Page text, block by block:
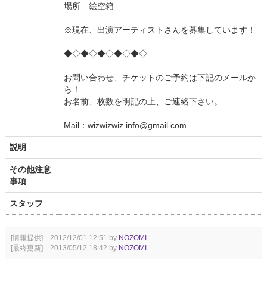
場所 絵空箱
※現在、出演アーティストさんを募集しています！
◆◇◆◇◆◇◆◇◆◇
お問い合わせ、チケットのご予約は下記のメールか
ら！
お名前、枚数を明記の上、ご連絡下さい。
Mail：wizwizwiz.info@gmail.com
説明
その他注意
事項
スタッフ
[情報提供] 2012/12/01 12:51 by NOZOMI
[最終更新] 2013/05/12 18:42 by NOZOMI